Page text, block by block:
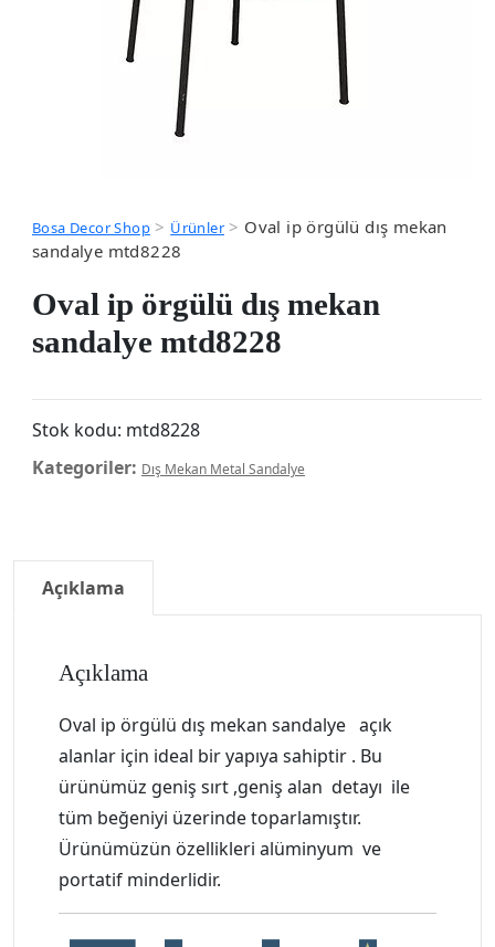
Bosa Decor Shop> Ürünler> Oval ip örgülü dış mekan
sandalye mtd8228
Oval ip örgülü dış mekan
sandalye mtd8228
Stok kodu: mtd8228
Kategoriler: Dış Mekan Metal Sandalye
Açıklama
Açıklama
Oval ip örgülü dış mekan sandalye açık
alanlar için ideal bir yapıya sahiptir . Bu
ürünümüz geniş sırt ,geniş alan detayı ile
tüm beğeniyi üzerinde toparlamıştır.
Ürünümüzün özellikleri alüminyum ve
portatif minderlidir.